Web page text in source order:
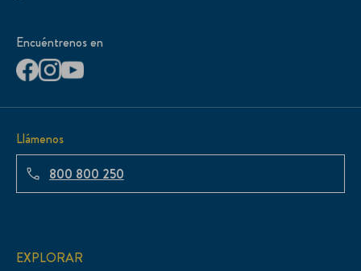
Encuéntrenos en
Llámenos
800 800 250
EXPLORAR